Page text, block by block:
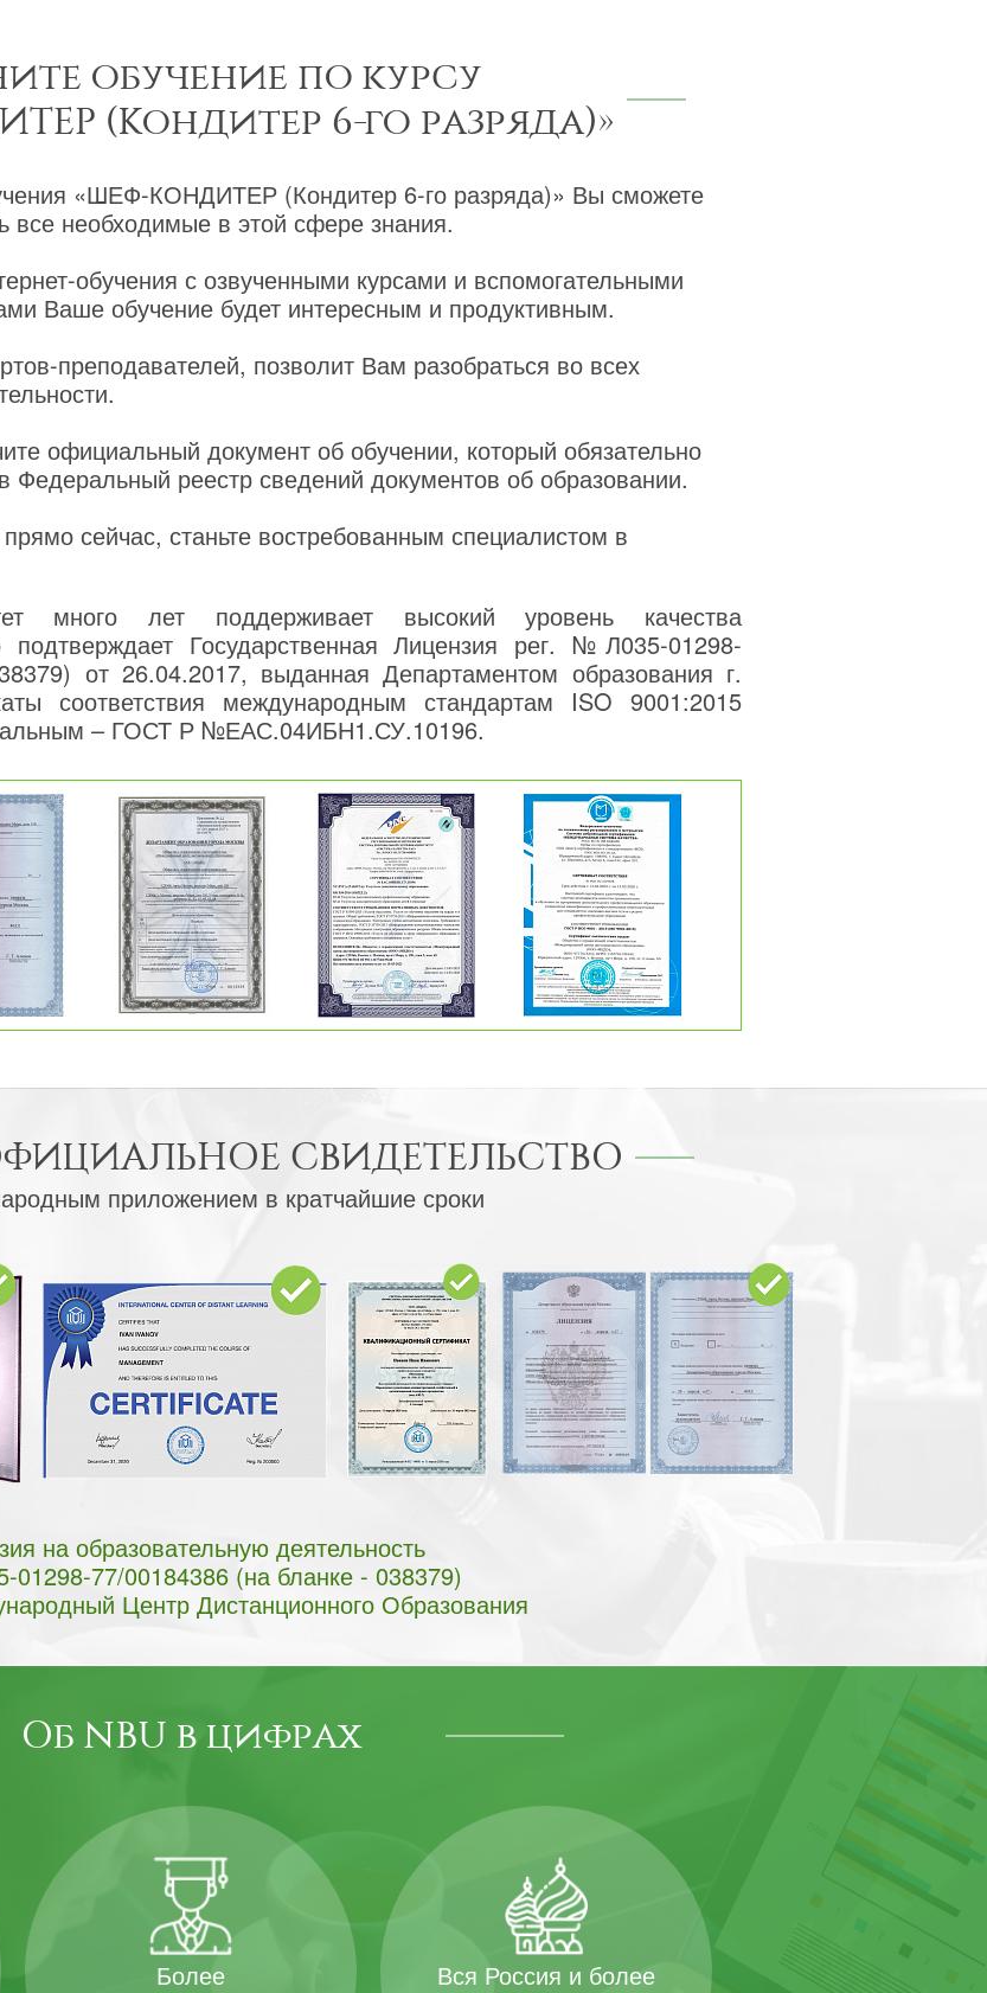
обучение по курсу
(Кондитер 6-го разряда)»
«ШЕФ-КОНДИТЕР (Кондитер 6-го разряда)» Вы сможете
все необходимые в этой сфере знания.
обучения с озвученными курсами и вспомогательными
Ваше обучение будет интересным и продуктивным.
преподавателей, позволит Вам разобраться во всех
официальный документ об обучении, который обязательно
Федеральный реестр сведений документов об образовании.
сейчас, станьте востребованным специалистом в
много лет поддерживает высокий уровень качества
подтверждает Государственная Лицензия рег. №Л035-01298-
от 26.04.2017, выданная Департаментом образования г.
соответствия международным стандартам ISO 9001:2015
– ГОСТ Р №ЕАС.04ИБН1.СУ.10196.
СВИДЕТЕЛЬСТВО
приложением в кратчайшие сроки
на образовательную деятельность
77/00184386 (на бланке - 038379)
Центр Дистанционного Образования
Об NBU в цифрах
Более Вся Россия и более